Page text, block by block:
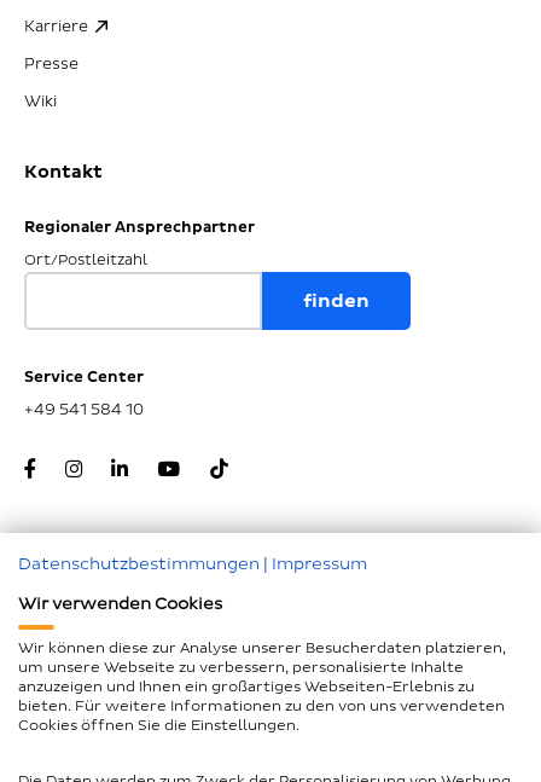
Karriere
Presse
Wiki
Kontakt
Regionaler Ansprechpartner
Ort/Postleitzahl
Service Center
+49 541 584 10
Nachunternehmer
Impressum
Geschlechtergerechte Sprache
Datenschutzbestimmungen | Impressum
Wir verwenden Cookies
Wir können diese zur Analyse unserer Besucherdaten platzieren,
um unsere Webseite zu verbessern, personalisierte Inhalte
anzuzeigen und Ihnen ein großartiges Webseiten-Erlebnis zu
bieten. Für weitere Informationen zu den von uns verwendeten
Cookies öffnen Sie die Einstellungen.